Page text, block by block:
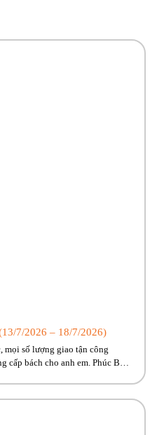
7/2026 – 18/7/2026)
mọi số lượng giao tận công
bách cho anh em. Phúc Bền